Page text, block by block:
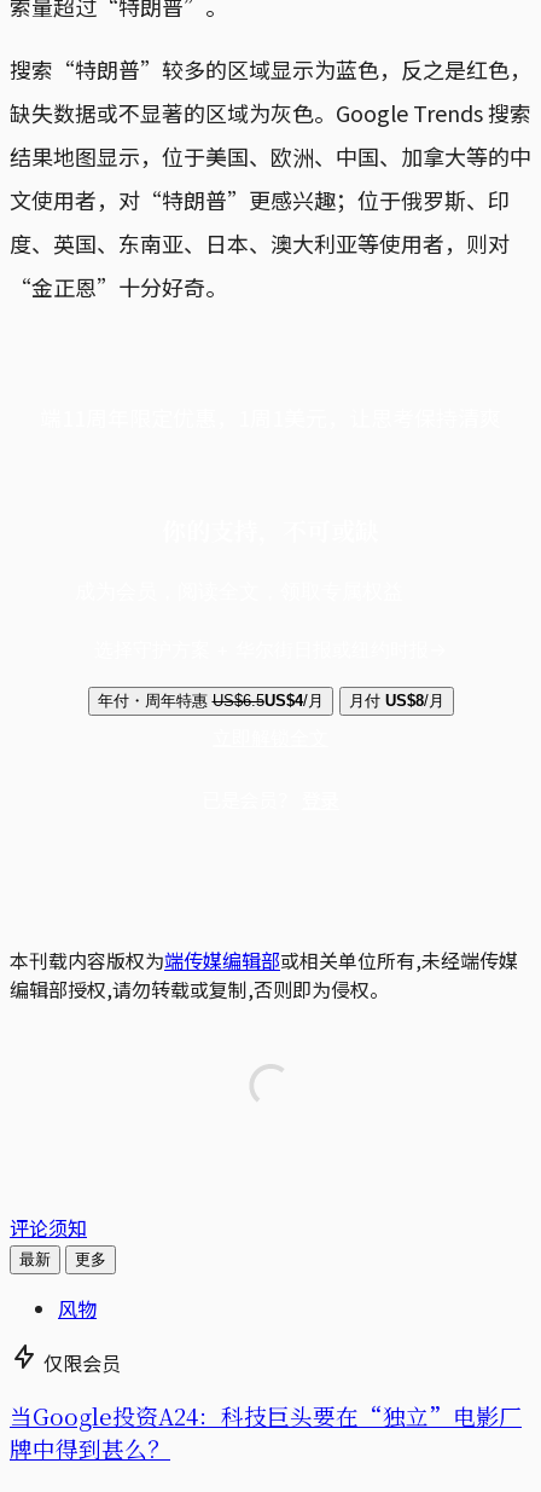
搜索“特朗普”较多的区域显示为蓝色，反之是红色，
缺失数据或不显著的区域为灰色。Google Trends 搜索
结果地图显示，位于美国、欧洲、中国、加拿大等的中
文使用者，对“特朗普”更感兴趣；位于俄罗斯、印
度、英国、东南亚、日本、澳大利亚等使用者，则对
“金正恩”十分好奇。
年付・周年特惠 US$6.5US$4/月 月付 US$8/月
本刊载内容版权为端传媒编辑部或相关单位所有,未经端传媒
编辑部授权,请勿转载或复制,否则即为侵权。
评论须知
最新 更多
风物
仅限会员
当Google投资A24：科技巨头要在“独立”电影厂
牌中得到甚么？